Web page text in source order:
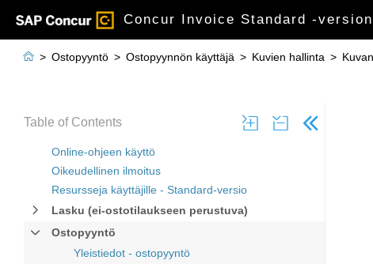
Concur Invoice Standard -
Table of Contents
Online-ohjeen käyttö
Oikeudellinen ilmoitus
Resursseja käyttäjille - Standard-versio
Lasku (ei-ostotilaukseen perustuva)
Ostopyyntö
Yleistiedot - ostopyyntö
 > Ostopyyntö > Ostopyynnön käyttäjä > Kuvien hallinta >